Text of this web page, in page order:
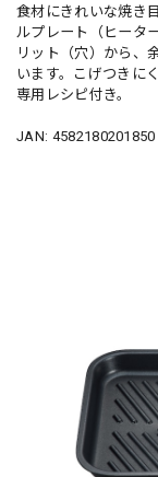
食材にきれいな焼き
ルプレート（ヒータ
リット（穴）から、
います。こげつきに
専用レシピ付き。
JAN: 4582180201850